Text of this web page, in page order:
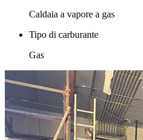
Caldaia a vapore a gas
Tipo di carburante
Gas